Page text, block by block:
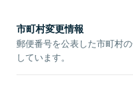
市町村変更情報
郵便番号を公表した市町村
しています。